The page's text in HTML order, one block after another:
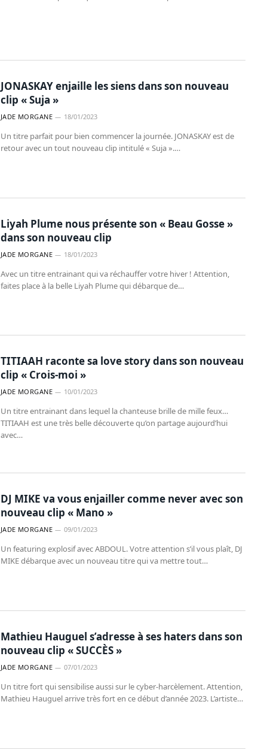
JONASKAY enjaille les siens dans son nouveau
clip « Suja »
JADE MORGANE 18/01/2023
Un titre parfait pour bien commencer la journée. JONASKAY est de
retour avec un tout nouveau clip intitulé « Suja ».…
Liyah Plume nous présente son « Beau Gosse »
dans son nouveau clip
JADE MORGANE 18/01/2023
Avec un titre entrainant qui va réchauffer votre hiver ! Attention,
faites place à la belle Liyah Plume qui débarque de…
TITIAAH raconte sa love story dans son nouveau
clip « Crois-moi »
JADE MORGANE 10/01/2023
Un titre entrainant dans lequel la chanteuse brille de mille feux…
TITIAAH est une très belle découverte qu’on partage aujourd’hui
avec…
DJ MIKE va vous enjailler comme never avec son
nouveau clip « Mano »
JADE MORGANE 09/01/2023
Un featuring explosif avec ABDOUL. Votre attention s’il vous plaît, DJ
MIKE débarque avec un nouveau titre qui va mettre tout…
Mathieu Hauguel s’adresse à ses haters dans son
nouveau clip « SUCCÈS »
JADE MORGANE 07/01/2023
Un titre fort qui sensibilise aussi sur le cyber-harcèlement. Attention,
Mathieu Hauguel arrive très fort en ce début d’année 2023. L’artiste…